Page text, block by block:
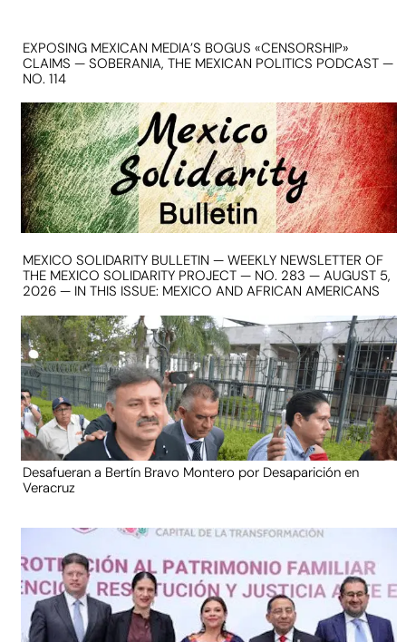
EXPOSING MEXICAN MEDIA’S BOGUS «CENSORSHIP»
CLAIMS — SOBERANIA, THE MEXICAN POLITICS PODCAST —
NO. 114
MEXICO SOLIDARITY BULLETIN — WEEKLY NEWSLETTER OF
THE MEXICO SOLIDARITY PROJECT — NO. 283 — AUGUST 5,
2026 — IN THIS ISSUE: MEXICO AND AFRICAN AMERICANS
Desafueran a Bertín Bravo Montero por Desaparición en
Veracruz